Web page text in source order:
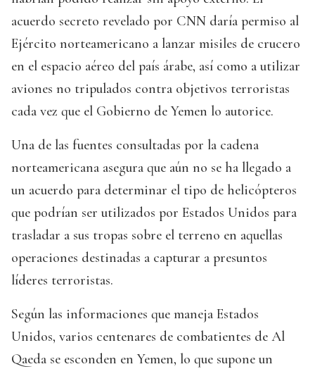
acuerdo secreto revelado por CNN daría permiso al
Ejército norteamericano a lanzar misiles de crucero
en el espacio aéreo del país árabe, así como a utilizar
aviones no tripulados contra objetivos terroristas
cada vez que el Gobierno de Yemen lo autorice.
Una de las fuentes consultadas por la cadena
norteamericana asegura que aún no se ha llegado a
un acuerdo para determinar el tipo de helicópteros
que podrían ser utilizados por Estados Unidos para
trasladar a sus tropas sobre el terreno en aquellas
operaciones destinadas a capturar a presuntos
líderes terroristas.
Según las informaciones que maneja Estados
Unidos, varios centenares de combatientes de Al
Qaeda se esconden en Yemen, lo que supone un